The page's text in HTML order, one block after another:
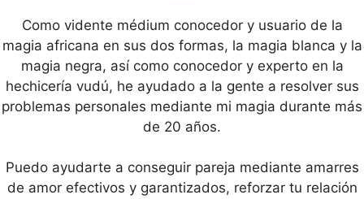
Como vidente médium conocedor y usuario de la
magia africana en sus dos formas, la magia blanca y la
magia negra, así como conocedor y experto en la
hechicería vudú, he ayudado a la gente a resolver sus
problemas personales mediante mi magia durante más
de 20 años.
Puedo ayudarte a conseguir pareja mediante amarres
de amor efectivos y garantizados, reforzar tu relación